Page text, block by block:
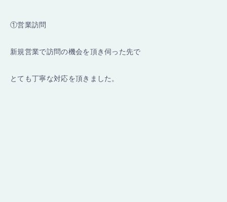
①営業訪問
新規営業で訪問の機会を頂き伺った先で
とても丁寧な対応を頂きました。